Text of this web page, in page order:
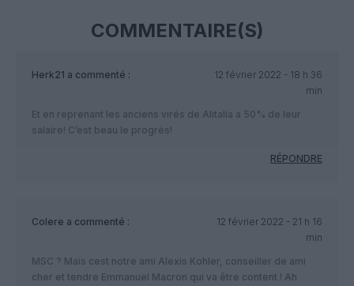
COMMENTAIRE(S)
Herk21 a commenté :
12 février 2022 - 18 h 36
min
Et en reprenant les anciens virés de Alitalia a 50% de leur
salaire! C’est beau le progrès!
RÉPONDRE
Colere a commenté :
12 février 2022 - 21 h 16
min
MSC ? Mais cest notre ami Alexis Kohler, conseiller de ami
cher et tendre Emmanuel Macron qui va être content ! Ah